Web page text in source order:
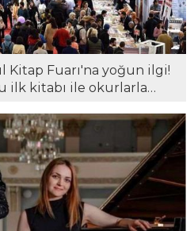
Kitap Fuarı'na yoğun ilgi!
ilk kitabı ile okurlarla